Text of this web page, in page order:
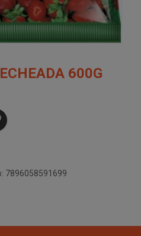
600G
7896058591699